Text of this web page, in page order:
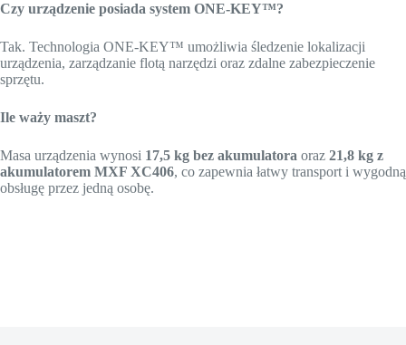
Czy urządzenie posiada system ONE-KEY™?
Tak. Technologia ONE-KEY™ umożliwia śledzenie lokalizacji
urządzenia, zarządzanie flotą narzędzi oraz zdalne zabezpieczenie
sprzętu.
Ile waży maszt?
Masa urządzenia wynosi 17,5 kg bez akumulatora oraz 21,8 kg z
akumulatorem MXF XC406, co zapewnia łatwy transport i wygodną
obsługę przez jedną osobę.